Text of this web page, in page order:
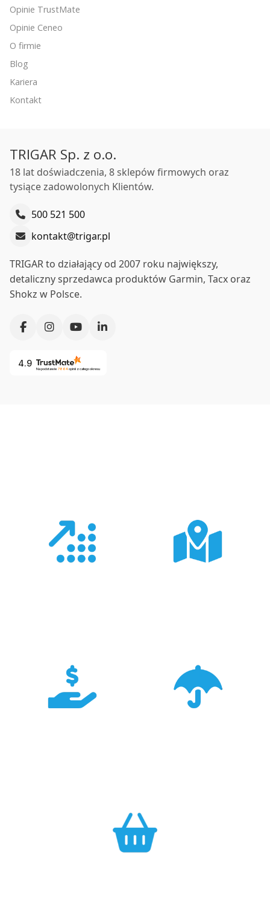
Opinie TrustMate
Opinie Ceneo
O firmie
Blog
Kariera
Kontakt
TRIGAR Sp. z o.o.
18 lat doświadczenia, 8 sklepów firmowych oraz
tysiące zadowolonych Klientów.
500 521 500
kontakt@trigar.pl
TRIGAR to działający od 2007 roku największy,
detaliczny sprzedawca produktów Garmin, Tacx oraz
Shokz w Polsce.
4.9
Na podstawie 7864opinii z całego okresu